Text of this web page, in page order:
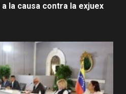
la causa contra la exjuex